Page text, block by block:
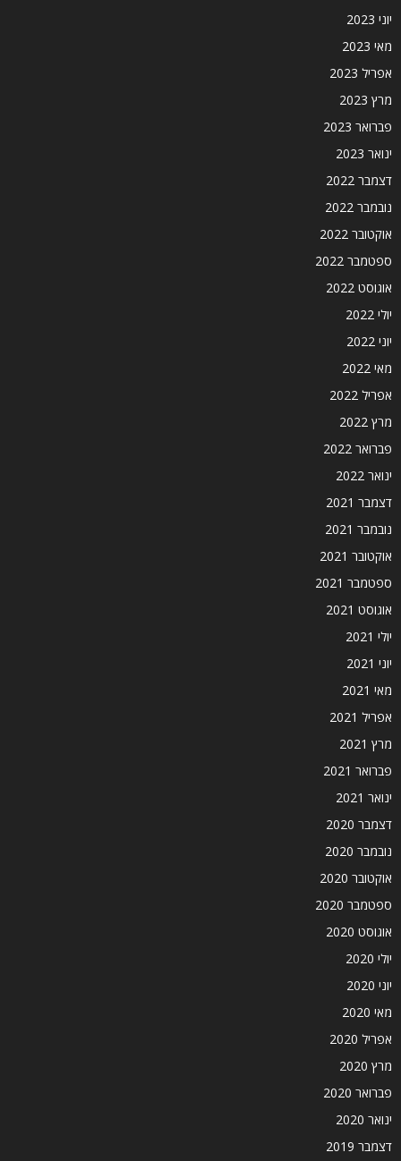
יוני 2023
מאי 2023
אפריל 2023
מרץ 2023
פברואר 2023
ינואר 2023
דצמבר 2022
נובמבר 2022
אוקטובר 2022
ספטמבר 2022
אוגוסט 2022
יולי 2022
יוני 2022
מאי 2022
אפריל 2022
מרץ 2022
פברואר 2022
ינואר 2022
דצמבר 2021
נובמבר 2021
אוקטובר 2021
ספטמבר 2021
אוגוסט 2021
יולי 2021
יוני 2021
מאי 2021
אפריל 2021
מרץ 2021
פברואר 2021
ינואר 2021
דצמבר 2020
נובמבר 2020
אוקטובר 2020
ספטמבר 2020
אוגוסט 2020
יולי 2020
יוני 2020
מאי 2020
אפריל 2020
מרץ 2020
פברואר 2020
ינואר 2020
דצמבר 2019